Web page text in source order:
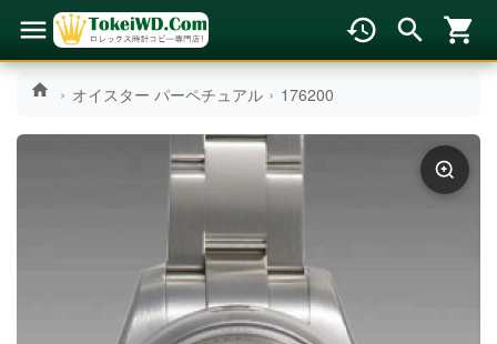
オイスター パーペチュアル 176200